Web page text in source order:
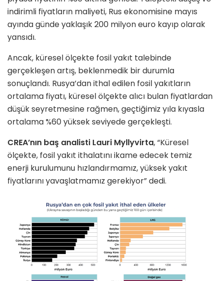
indirimli fiyatların maliyeti, Rus ekonomisine mayıs
ayında günde yaklaşık 200 milyon euro kayıp olarak
yansıdı.
Ancak, küresel ölçekte fosil yakıt talebinde
gerçekleşen artış, beklenmedik bir durumla
sonuçlandı. Rusya’dan ithal edilen fosil yakıtların
ortalama fiyatı, küresel ölçekte alıcı bulan fiyatlardan
düşük seyretmesine rağmen, geçtiğimiz yıla kıyasla
ortalama %60 yüksek seviyede gerçekleşti.
CREA’nın baş analisti Lauri Myllyvirta, “Küresel
ölçekte, fosil yakıt ithalatını ikame edecek temiz
enerji kurulumunu hızlandırmamız, yüksek yakıt
fiyatlarını yavaşlatmamız gerekiyor” dedi.